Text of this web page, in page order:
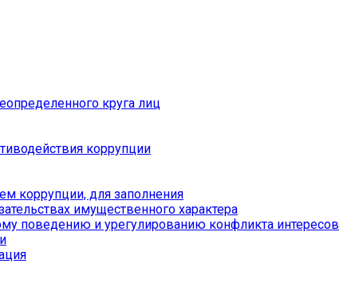
круга лиц
коррупции
коррупции, для заполнения
имущественного характера
поведению и урегулированию конфликта интересов